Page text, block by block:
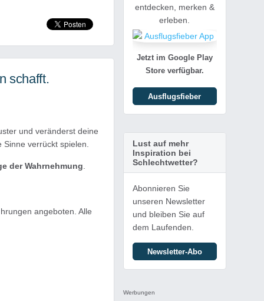
schafft.
und veränderst deine
verrückt spielen.
der Wahrnehmung
angeboten. Alle
entdecken, merken &
erleben.
Jetzt im Google Play
Store verfügbar.
Ausflugsfieber
Lust auf mehr
Inspiration bei
Schlechtwetter?
Abonnieren Sie
unseren Newsletter
und bleiben Sie auf
dem Laufenden.
Newsletter-Abo
Werbungen